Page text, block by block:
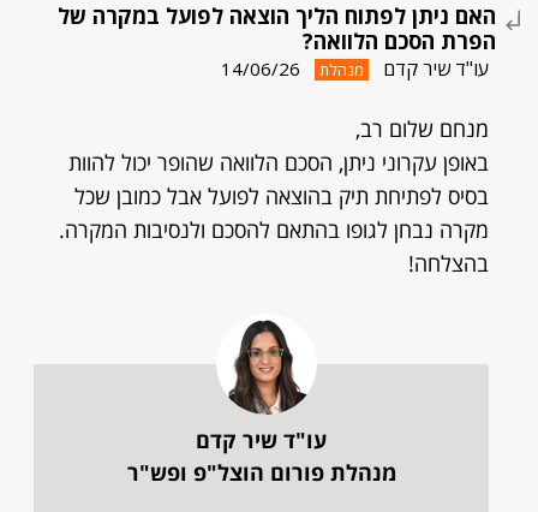
האם ניתן לפתוח הליך הוצאה לפועל במקרה של
הפרת הסכם הלוואה?
עו"ד שיר קדם מנהלת 14/06/26
מנחם שלום רב,
באופן עקרוני ניתן, הסכם הלוואה שהופר יכול להוות
בסיס לפתיחת תיק בהוצאה לפועל אבל כמובן שכל
מקרה נבחן לגופו בהתאם להסכם ולנסיבות המקרה.
בהצלחה!
עו"ד שיר קדם
מנהלת פורום הוצל"פ ופש"ר